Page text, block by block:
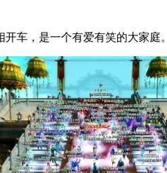
车，是一个有爱有笑的大家庭。